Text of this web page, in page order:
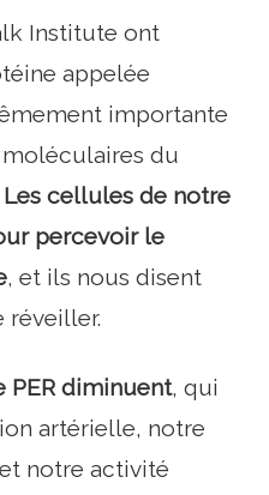
Institute ont
appelée
importante
du
Les cellules de notre
percevoir le
, et ils nous disent
réveiller.
PER diminuent, qui
artérielle, notre
notre activité